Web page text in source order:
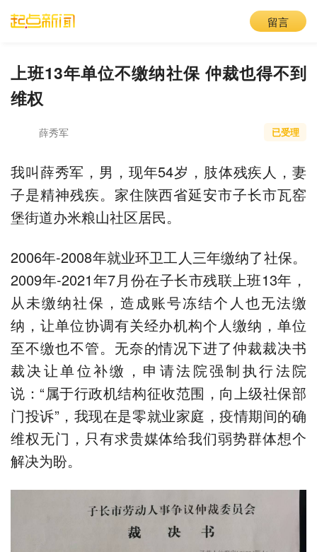
留言
上班13年单位不缴纳社保 仲裁也得不到
维权
薛秀军 已受理
我叫薛秀军，男，现年54岁，肢体残疾人，妻
子是精神残疾。家住陕西省延安市子长市瓦窑
堡街道办米粮山社区居民。
2006年-2008年就业环卫工人三年缴纳了社保。
2009年-2021年7月份在子长市残联上班13年，
从未缴纳社保，造成账号冻结个人也无法缴
纳，让单位协调有关经办机构个人缴纳，单位
至不缴也不管。无奈的情况下进了仲裁裁决书
裁决让单位补缴，申请法院强制执行法院
说：“属于行政机结构征收范围，向上级社保部
门投诉”，我现在是零就业家庭，疫情期间的确
维权无门，只有求贵媒体给我们弱势群体想个
解决为盼。